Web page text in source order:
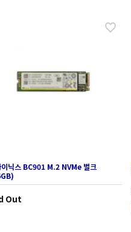
닉스 BC901 M.2 NVMe 벌크
Out